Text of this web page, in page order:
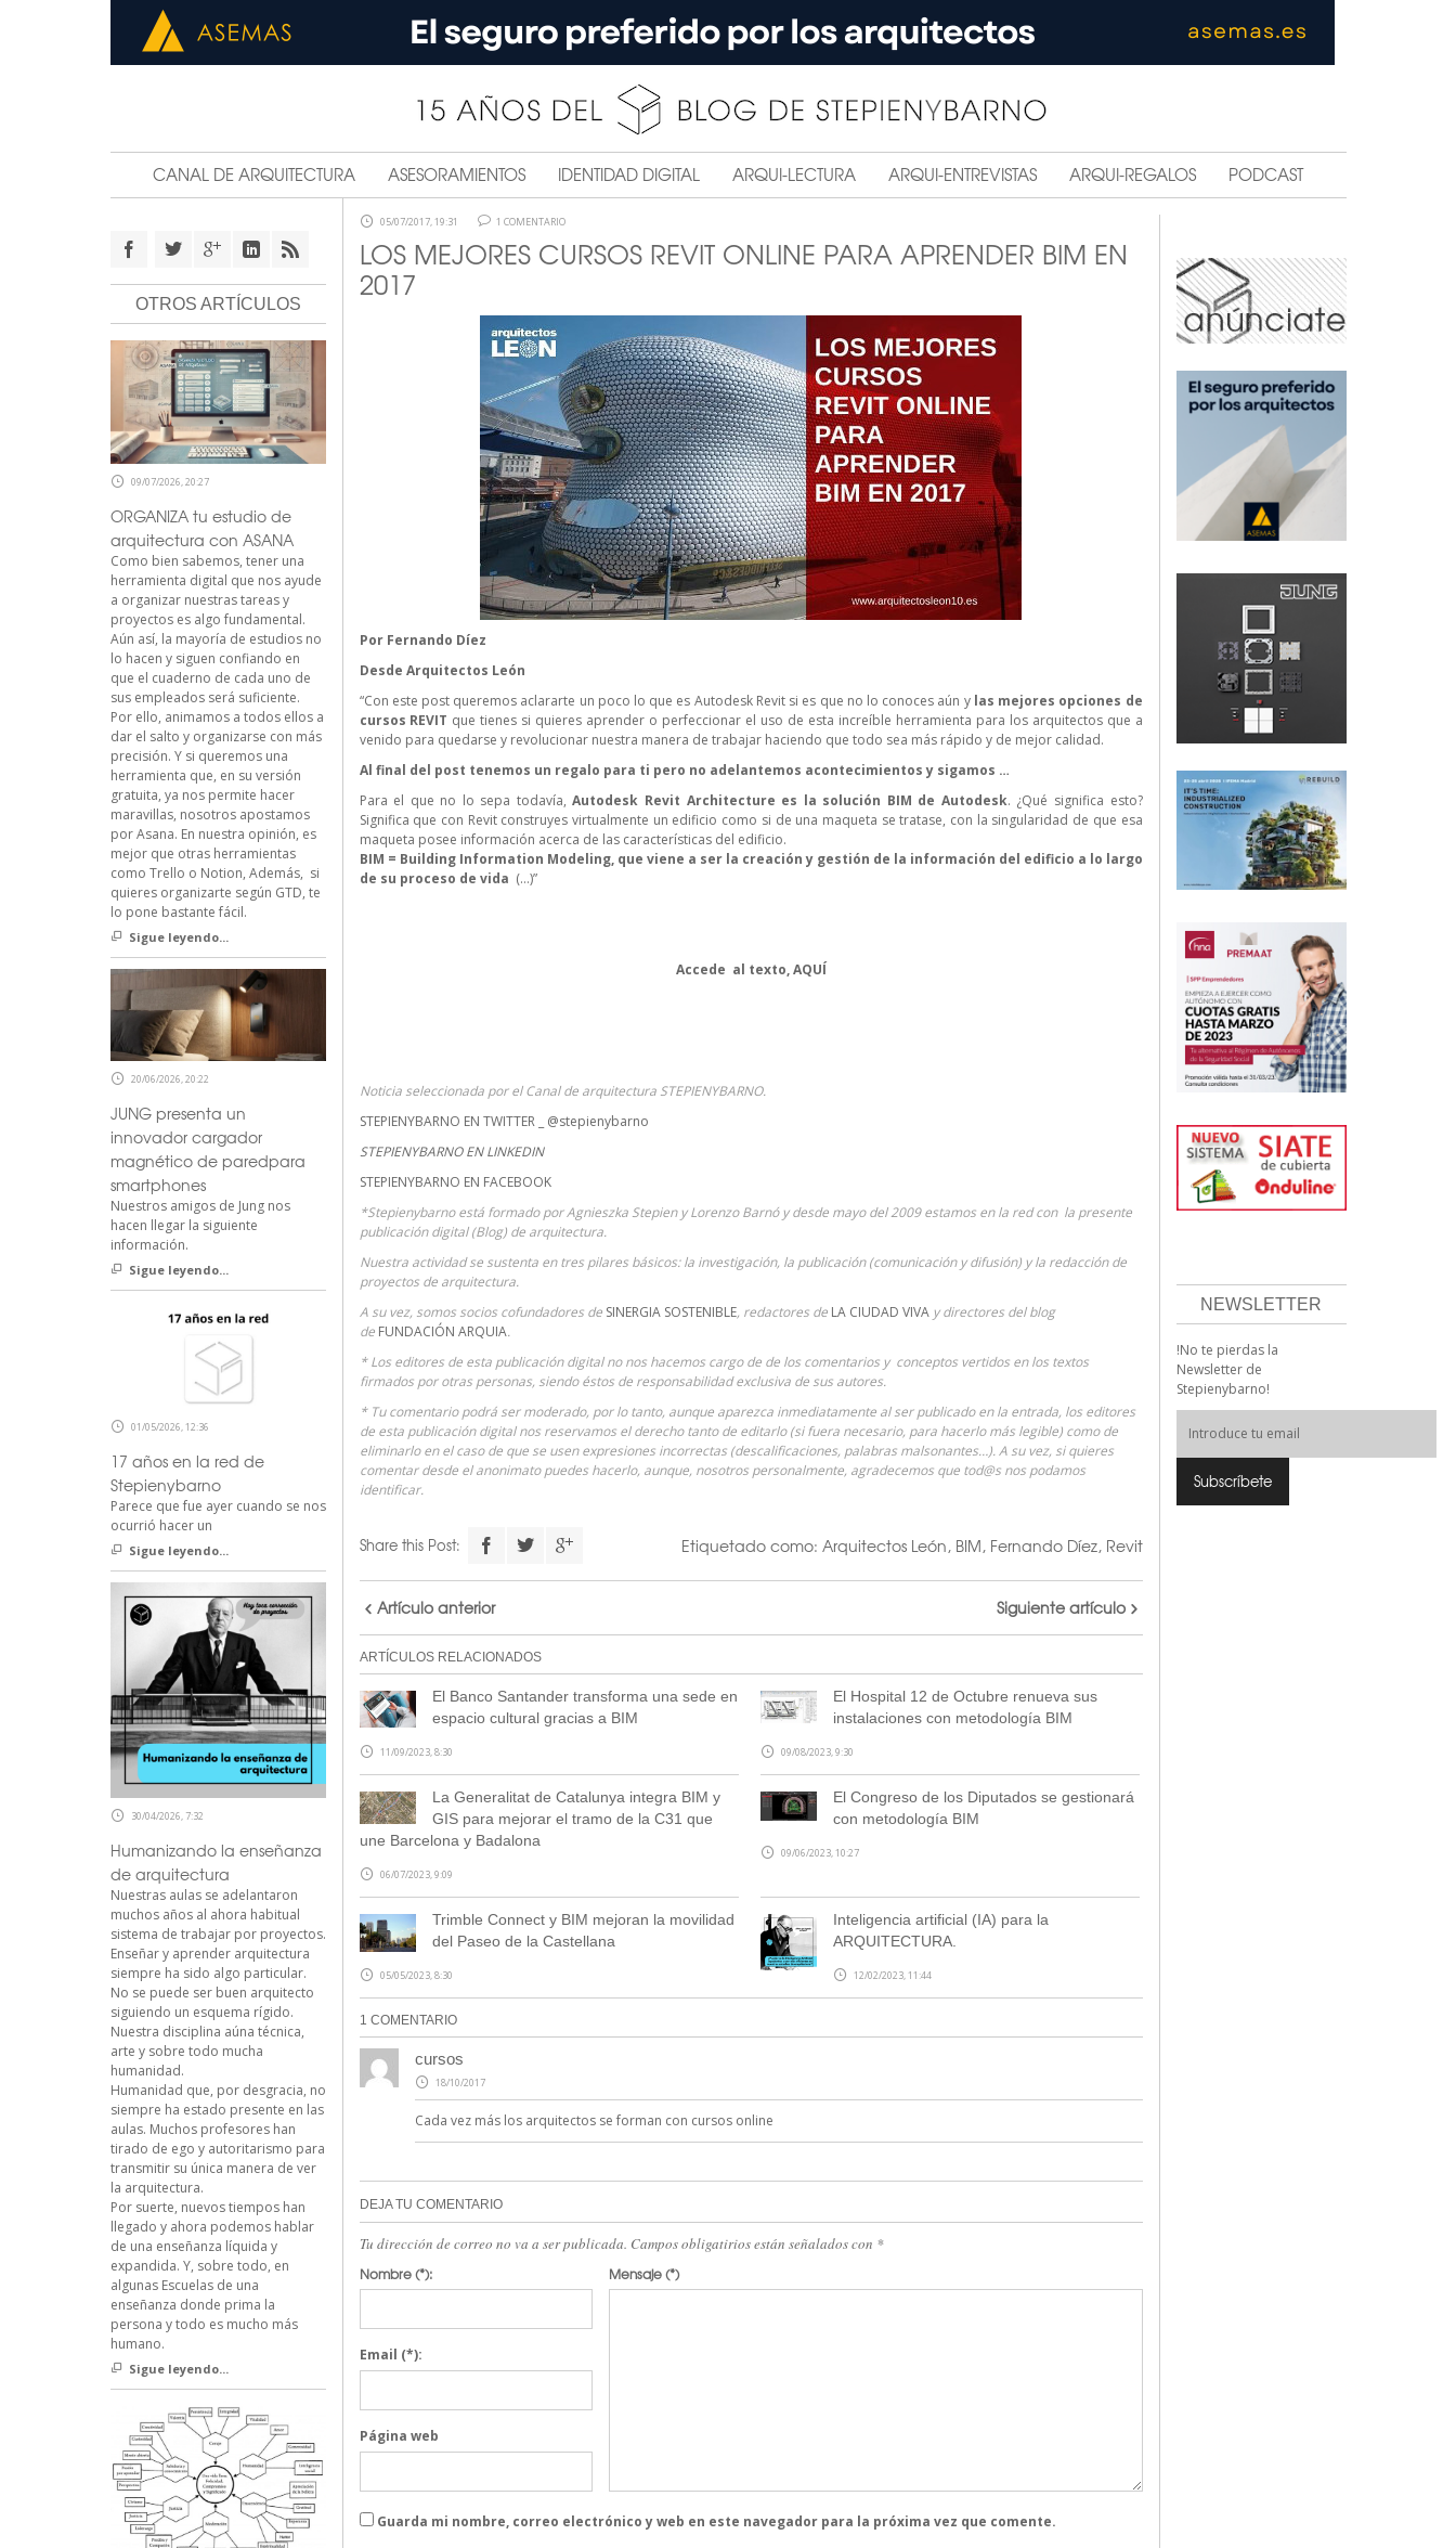
CANAL DE ARQUITECTURA ASESORAMIENTOS IDENTIDAD DIGITAL ARQUI-LECTURA ARQUI-ENTREVISTAS ARQUI-REGALOS PODCAST
05/07/2017, 19:31 1 COMENTARIO
LOS MEJORES CURSOS REVIT ONLINE PARA APRENDER BIM EN
2017
Por Fernando Díez
Desde Arquitectos León
“Con este post queremos aclararte un poco lo que es Autodesk Revit si es que no lo conoces aún y las mejores opciones de
cursos REVIT que tienes si quieres aprender o perfeccionar el uso de esta increíble herramienta para los arquitectos que a
venido para quedarse y revolucionar nuestra manera de trabajar haciendo que todo sea más rápido y de mejor calidad.
Al final del post tenemos un regalo para ti pero no adelantemos acontecimientos y sigamos …
Para el que no lo sepa todavía,Autodesk Revit Architecture es la solución BIM de Autodesk. ¿Qué significa esto?
Significa que con Revit construyes virtualmente un edificio como si de una maqueta se tratase, con la singularidad de que esa
maqueta posee información acerca de las características del edificio.
BIM = Building Information Modeling, que viene a ser la creación y gestión de la información del edificio a lo largo
de su proceso de vida (…)”
Accede al texto,AQUÍ
Noticia seleccionada por el Canal de arquitectura STEPIENYBARNO.
STEPIENYBARNO EN TWITTER _ @stepienybarno
STEPIENYBARNO EN LINKEDIN
STEPIENYBARNO EN FACEBOOK
*Stepienybarno está formado por Agnieszka Stepien y Lorenzo Barnó y desde mayo del 2009 estamos en la red con la presente
publicación digital (Blog) de arquitectura.
Nuestra actividad se sustenta en tres pilares básicos: la investigación, la publicación (comunicación y difusión) y la redacción de
proyectos de arquitectura.
A su vez, somos socios cofundadores de SINERGIA SOSTENIBLE, redactores de LA CIUDAD VIVA y directores del blog
de FUNDACIÓN ARQUIA.
* Los editores de esta publicación digital no nos hacemos cargo de de los comentarios y conceptos vertidos en los textos
firmados por otras personas, siendo éstos de responsabilidad exclusiva de sus autores.
* Tu comentario podrá ser moderado, por lo tanto, aunque aparezca inmediatamente al ser publicado en la entrada, los editores
de esta publicación digital nos reservamos el derecho tanto de editarlo (si fuera necesario, para hacerlo más legible) como de
eliminarlo en el caso de que se usen expresiones incorrectas (descalificaciones, palabras malsonantes…). A su vez, si quieres
comentar desde el anonimato puedes hacerlo, aunque, nosotros personalmente, agradecemos que tod@s nos podamos
identificar.
Share this Post: Etiquetado como: Arquitectos León, BIM, Fernando Díez, Revit
Artículo anterior Siguiente artículo
ARTÍCULOS RELACIONADOS
El Banco Santander transforma una sede en
espacio cultural gracias a BIM
11/09/2023, 8:30
El Hospital 12 de Octubre renueva sus
instalaciones con metodología BIM
09/08/2023, 9:30
La Generalitat de Catalunya integra BIM y
GIS para mejorar el tramo de la C31 que
une Barcelona y Badalona
06/07/2023, 9:09
El Congreso de los Diputados se gestionará
con metodología BIM
09/06/2023, 10:27
Trimble Connect y BIM mejoran la movilidad
del Paseo de la Castellana
05/05/2023, 8:30
Inteligencia artificial (IA) para la
ARQUITECTURA.
12/02/2023, 11:44
1 COMENTARIO
cursos
18/10/2017
Cada vez más los arquitectos se forman con cursos online
DEJA TU COMENTARIO
Tu dirección de correo no va a ser publicada. Campos obligatirios están señalados con *
Mensaje(*)
Nombre(*):
Email (*):
Página web
Guarda mi nombre, correo electrónico y web en este navegador para la próxima vez que comente.
NEWSLETTER
!No te pierdas la
Newsletter de
Stepienybarno!
OTROS ARTÍCULOS
09/07/2026, 20:27
ORGANIZA tu estudio de
arquitectura con ASANA
Como bien sabemos, tener una
herramienta digital que nos ayude
a organizar nuestras tareas y
proyectos es algo fundamental.
Aún así, la mayoría de estudios no
lo hacen y siguen confiando en
que el cuaderno de cada uno de
sus empleados será suficiente.
Por ello, animamos a todos ellos a
dar el salto y organizarse con más
precisión. Y si queremos una
herramienta que, en su versión
gratuita, ya nos permite hacer
maravillas, nosotros apostamos
por Asana. En nuestra opinión, es
mejor que otras herramientas
como Trello o Notion, Además, si
quieres organizarte según GTD, te
lo pone bastante fácil.
Sigue leyendo...
20/06/2026, 20:22
JUNG presenta un
innovador cargador
magnético de paredpara
smartphones
Nuestros amigos de Jung nos
hacen llegar la siguiente
información.
Sigue leyendo...
01/05/2026, 12:36
17 años en la red de
Stepienybarno
Parece que fue ayer cuando se nos
ocurrió hacer un
Sigue leyendo...
30/04/2026, 7:32
Humanizando la enseñanza
de arquitectura
Nuestras aulas se adelantaron
muchos años al ahora habitual
sistema de trabajar por proyectos.
Enseñar y aprender arquitectura
siempre ha sido algo particular.
No se puede ser buen arquitecto
siguiendo un esquema rígido.
Nuestra disciplina aúna técnica,
arte y sobre todo mucha
humanidad.
Humanidad que, por desgracia, no
siempre ha estado presente en las
aulas. Muchos profesores han
tirado de ego y autoritarismo para
transmitir su única manera de ver
la arquitectura.
Por suerte, nuevos tiempos han
llegado y ahora podemos hablar
de una enseñanza líquida y
expandida. Y, sobre todo, en
algunas Escuelas de una
enseñanza donde prima la
persona y todo es mucho más
humano.
Sigue leyendo...